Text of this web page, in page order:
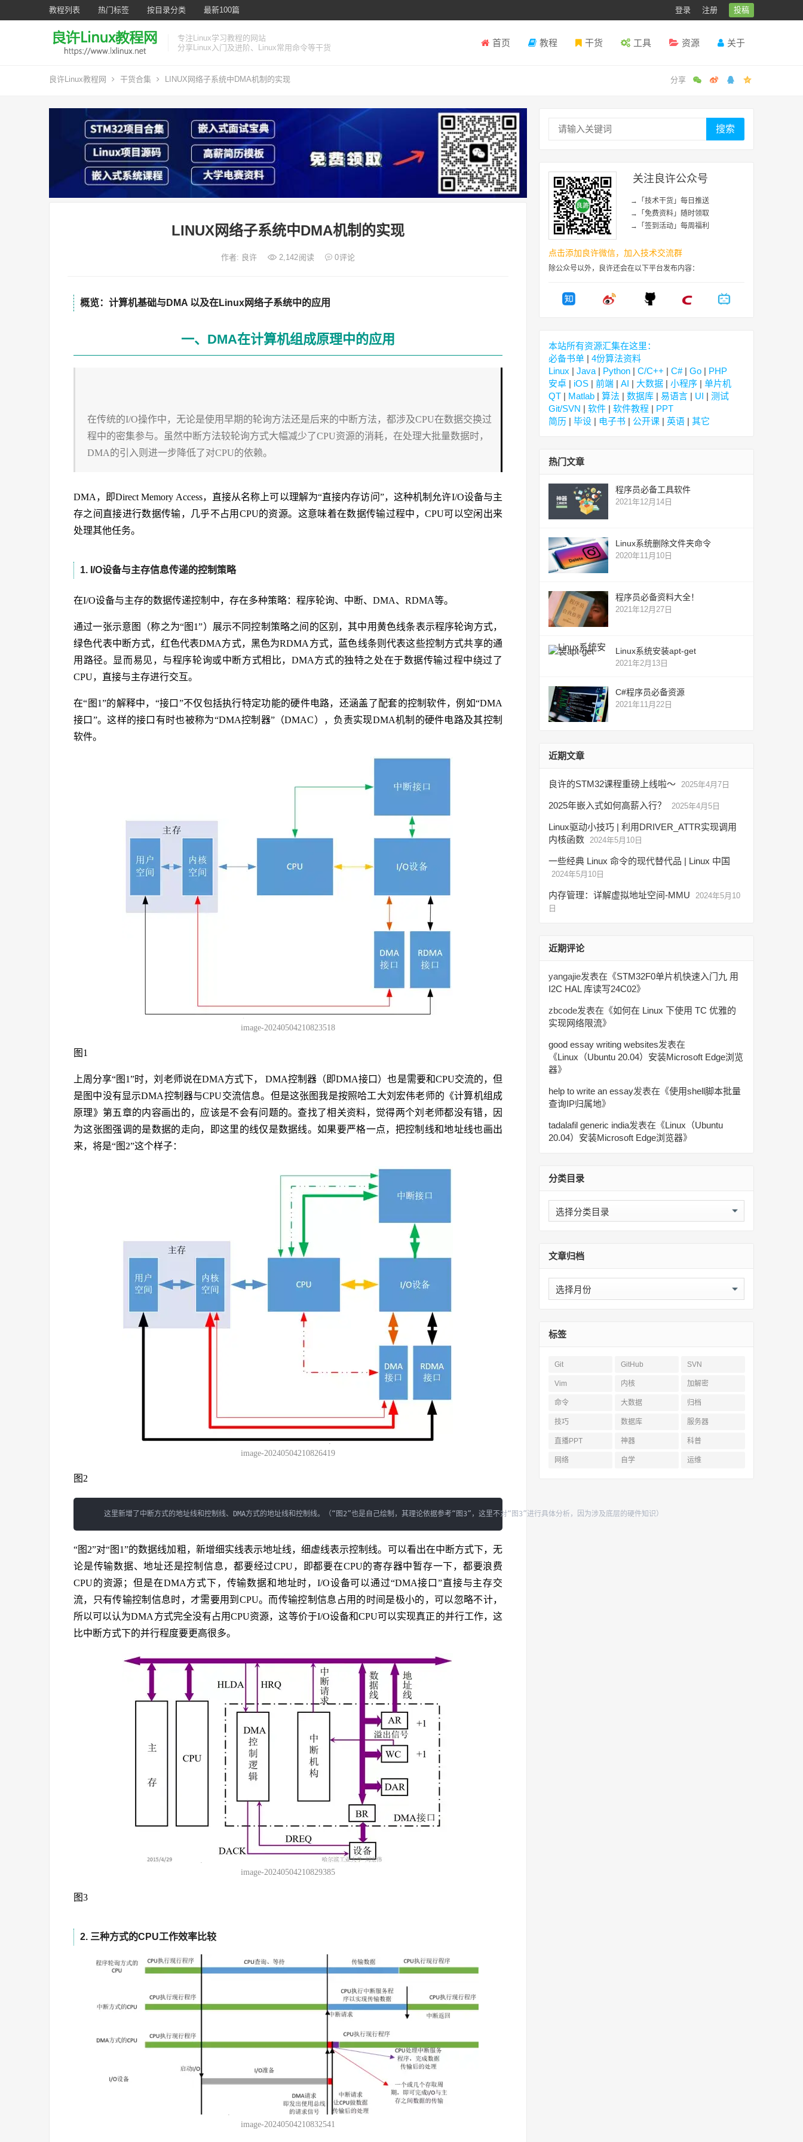
教程列表 热门标签 按目录分类 最新100篇 登录 注册 投稿
专注Linux学习教程的网站
分享Linux入门及进阶、Linux常用命令等干货
首页 教程 干货 工具 资源 关于
良许Linux教程网 干货合集 LINUX网络子系统中DMA机制的实现
LINUX网络子系统中DMA机制的实现
作者: 良许 2,142阅读 0评论
概览：计算机基础与DMA 以及在Linux网络子系统中的应用
一、DMA在计算机组成原理中的应用
在传统的I/O操作中，无论是使用早期的轮询方法还是后来的中断方法，都涉及CPU在数据交换过
程中的密集参与。虽然中断方法较轮询方式大幅减少了CPU资源的消耗，在处理大批量数据时，
DMA的引入则进一步降低了对CPU的依赖。
DMA，即Direct Memory Access，直接从名称上可以理解为“直接内存访问”，这种机制允许I/O设备与主
存之间直接进行数据传输，几乎不占用CPU的资源。这意味着在数据传输过程中，CPU可以空闲出来
处理其他任务。
1. I/O设备与主存信息传递的控制策略
在I/O设备与主存的数据传递控制中，存在多种策略：程序轮询、中断、DMA、RDMA等。
通过一张示意图（称之为“图1”）展示不同控制策略之间的区别，其中用黄色线条表示程序轮询方式，
绿色代表中断方式，红色代表DMA方式，黑色为RDMA方式，蓝色线条则代表这些控制方式共享的通
用路径。显而易见，与程序轮询或中断方式相比，DMA方式的独特之处在于数据传输过程中绕过了
CPU，直接与主存进行交互。
在“图1”的解释中，“接口”不仅包括执行特定功能的硬件电路，还涵盖了配套的控制软件，例如“DMA
接口”。这样的接口有时也被称为“DMA控制器”（DMAC），负责实现DMA机制的硬件电路及其控制
软件。
image-20240504210823518
图1
上周分享“图1”时，刘老师说在DMA方式下， DMA控制器（即DMA接口）也是需要和CPU交流的，但
是图中没有显示DMA控制器与CPU交流信息。但是这张图我是按照哈工大刘宏伟老师的《计算机组成
原理》第五章的内容画出的，应该是不会有问题的。查找了相关资料，觉得两个刘老师都没有错，因
为这张图强调的是数据的走向，即这里的线仅是数据线。如果要严格一点，把控制线和地址线也画出
来，将是“图2”这个样子：
image-20240504210826419
图2
“图2”对“图1”的数据线加粗，新增细实线表示地址线，细虚线表示控制线。可以看出在中断方式下，无
论是传输数据、地址还是控制信息，都要经过CPU，即都要在CPU的寄存器中暂存一下，都要浪费
CPU的资源；但是在DMA方式下，传输数据和地址时，I/O设备可以通过“DMA接口”直接与主存交
流，只有传输控制信息时，才需要用到CPU。而传输控制信息占用的时间是极小的，可以忽略不计，
所以可以认为DMA方式完全没有占用CPU资源，这等价于I/O设备和CPU可以实现真正的并行工作，这
比中断方式下的并行程度要更高很多。
image-20240504210829385
图3
2. 三种方式的CPU工作效率比较
image-20240504210832541
搜索
关注良许公众号
→「技术干货」每日推送
→「免费资料」随时领取
→「签到活动」每周福利
点击添加良许微信，加入技术交流群
除公众号以外，良许还会在以下平台发布内容：
本站所有资源汇集在这里：
必备书单 | 4份算法资料
Linux | Java | Python | C/C++ | C#| Go | PHP
安卓 | iOS | 前端 | AI | 大数据 | 小程序 | 单片机
QT | Matlab | 算法 | 数据库 | 易语言 | UI | 测试
Git/SVN | 软件 | 软件教程 | PPT
简历 | 毕设 | 电子书 | 公开课 | 英语 | 其它
热门文章
程序员必备工具软件
2021年12月14日
Linux系统删除文件夹命令
2020年11月10日
程序员必备资料大全！
2021年12月27日
Linux系统安装apt-get
2021年2月13日
C#程序员必备资源
2021年11月22日
近期文章
良许的STM32课程重磅上线啦～ 2025年4月7日
2025年嵌入式如何高薪入行？ 2025年4月5日
Linux驱动小技巧 | 利用DRIVER_ATTR实现调用
内核函数 2024年5月10日
一些经典 Linux 命令的现代替代品 | Linux 中国
2024年5月10日
内存管理：详解虚拟地址空间-MMU
2024年5月10
日
近期评论
yangajie发表在《STM32F0单片机快速入门九 用
I2C HAL 库读写24C02》
zbcode发表在《如何在 Linux 下使用 TC 优雅的
实现网络限流》
good essay writing websites发表在
《Linux（Ubuntu 20.04）安装Microsoft Edge浏览
器》
help to write an essay发表在《使用shell脚本批量
查询IP归属地》
tadalafil generic india发表在《Linux（Ubuntu
20.04）安装Microsoft Edge浏览器》
分类目录
分
类
文章归档
文
章
标签
Git GitHub SVN
Vim 内核 加解密
命令 大数据 归档
技巧 数据库 服务器
直播PPT 神器 科普
网络 自学 运维